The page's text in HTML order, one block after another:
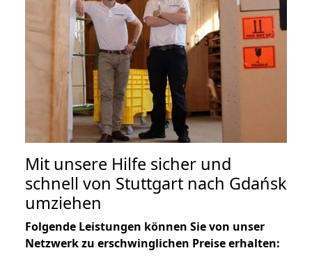
Mit unsere Hilfe sicher und
schnell von Stuttgart nach Gdańsk
umziehen
Folgende Leistungen können Sie von unser
Netzwerk zu erschwinglichen Preise erhalten: